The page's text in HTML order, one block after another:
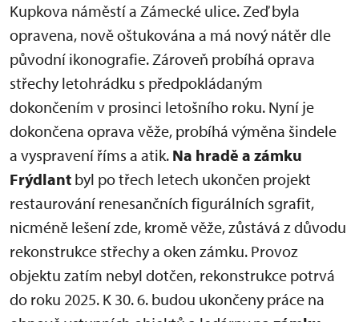
Kupkova náměstí a Zámecké ulice. Zeď byla
opravena, nově oštukována a má nový nátěr dle
původní ikonografie. Zároveň probíhá oprava
střechy letohrádku s předpokládaným
dokončením v prosinci letošního roku. Nyní je
dokončena oprava věže, probíhá výměna šindele
a vyspravení říms a atik. Na hradě a zámku
Frýdlant byl po třech letech ukončen projekt
restaurování renesančních figurálních sgrafit,
nicméně lešení zde, kromě věže, zůstává z důvodu
rekonstrukce střechy a oken zámku. Provoz
objektu zatím nebyl dotčen, rekonstrukce potrvá
do roku 2025. K 30. 6. budou ukončeny práce na